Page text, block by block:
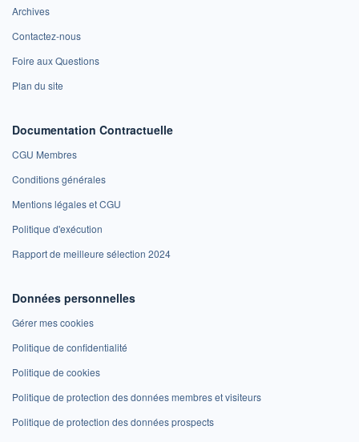
Archives
Contactez-nous
Foire aux Questions
Plan du site
Documentation Contractuelle
CGU Membres
Conditions générales
Mentions légales et CGU
Politique d'exécution
Rapport de meilleure sélection 2024
Données personnelles
Gérer mes cookies
Politique de confidentialité
Politique de cookies
Politique de protection des données membres et visiteurs
Politique de protection des données prospects